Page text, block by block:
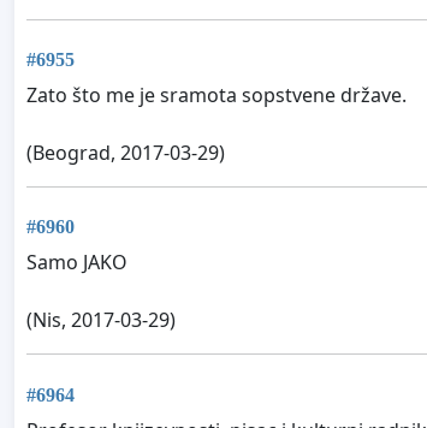
#6955
Zato što me je sramota sopstvene države.
(Beograd, 2017-03-29)
#6960
Samo JAKO
(Nis, 2017-03-29)
#6964